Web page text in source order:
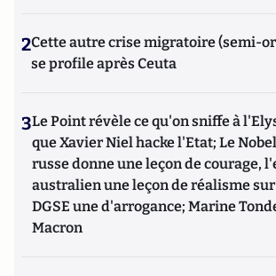
2Cette autre crise migratoire (semi-
se profile après Ceuta
3Le Point révèle ce qu'on sniffe à
que Xavier Niel hacke l'Etat; Le
russe donne une leçon de courage,
australien une leçon de réalisme
DGSE une d'arrogance; Marine
Macron